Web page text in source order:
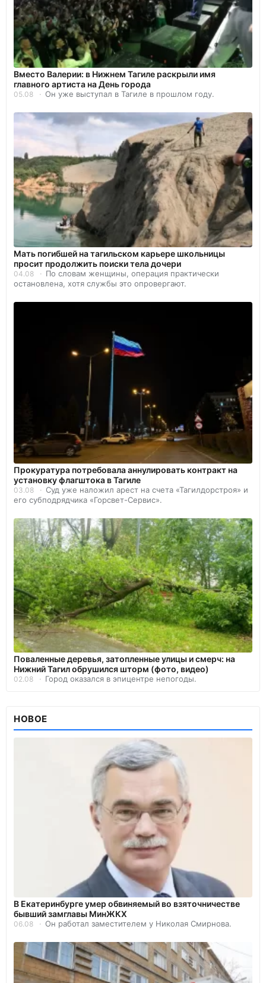
Вместо Валерии: в Нижнем Тагиле раскрыли имя
главного артиста на День города
05.08 Он уже выступал в Тагиле в прошлом году.
Мать погибшей на тагильском карьере школьницы
просит продолжить поиски тела дочери
04.08
По словам женщины, операция практически
остановлена, хотя службы это опровергают.
Прокуратура потребовала аннулировать контракт на
установку флагштока в Тагиле
03.08
Суд уже наложил арест на счета «Тагилдорстроя» и
его субподрядчика «Горсвет-Сервис».
Поваленные деревья, затопленные улицы и смерч: на
Нижний Тагил обрушился шторм (фото, видео)
02.08 Город оказался в эпицентре непогоды.
НОВОЕ
В Екатеринбурге умер обвиняемый во взяточничестве
бывший замглавы МинЖКХ
06.08 Он работал заместителем у Николая Смирнова.